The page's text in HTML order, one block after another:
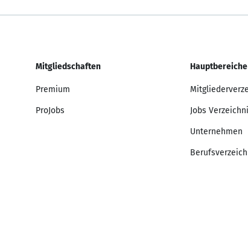
Mitgliedschaften
Premium
ProJobs
Hauptbereiche
Jobs
Unternehmen